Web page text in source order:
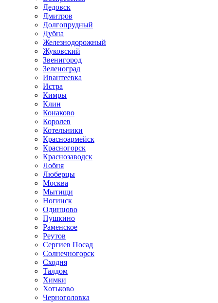
Дедовск
Дмитров
Долгопрудный
Дубна
Железнодорожный
Жуковский
Звенигород
Зеленоград
Ивантеевка
Истра
Кимры
Клин
Конаково
Королев
Котельники
Красноармейск
Красногорск
Краснозаводск
Лобня
Люберцы
Москва
Мытищи
Ногинск
Одинцово
Пушкино
Раменское
Реутов
Сергиев Посад
Солнечногорск
Сходня
Талдом
Химки
Хотьково
Черноголовка